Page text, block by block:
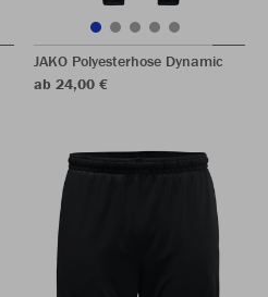
JAKO Polyesterhose Dynamic
ab 24,00 €